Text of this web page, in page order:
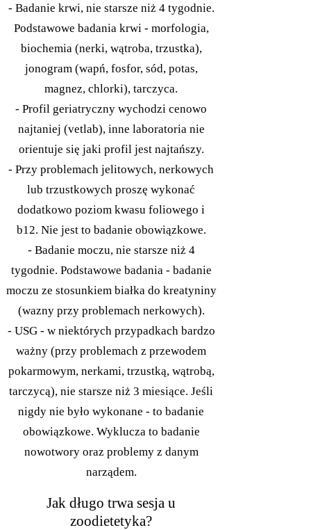
- Badanie krwi, nie starsze niż 4 tygodnie.
Podstawowe badania krwi - morfologia,
biochemia (nerki, wątroba, trzustka),
jonogram (wapń, fosfor, sód, potas,
magnez, chlorki), tarczyca.
- Profil geriatryczny wychodzi cenowo
najtaniej (vetlab), inne laboratoria nie
orientuje się jaki profil jest najtańszy.
- Przy problemach jelitowych, nerkowych
lub trzustkowych proszę wykonać
dodatkowo poziom kwasu foliowego i
b12. Nie jest to badanie obowiązkowe.
- Badanie moczu, nie starsze niż 4
tygodnie. Podstawowe badania - badanie
moczu ze stosunkiem białka do kreatyniny
(wazny przy problemach nerkowych).
- USG - w niektórych przypadkach bardzo
ważny (przy problemach z przewodem
pokarmowym, nerkami, trzustką, wątrobą,
tarczycą), nie starsze niż 3 miesiące. Jeśli
nigdy nie było wykonane - to badanie
obowiązkowe. Wyklucza to badanie
nowotwory oraz problemy z danym
narządem.
Jak długo trwa sesja u
zoodietetyka?